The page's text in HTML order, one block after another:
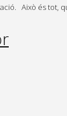
Això és tot,